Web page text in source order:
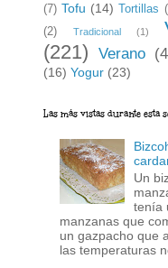
(7) Tofu (14) Tortillas
(2)
Tradicional (1)
(221)
Verano
(16) Yogur (23)
Las más vistas durante esta
Un
tenía
manzanas que
un gazpacho que
las temperaturas